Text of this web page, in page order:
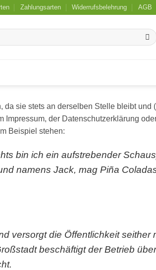
Zahlungsarten Widerrufsbelehrung AGB
sie stets an derselben Stelle bleibt und
der Datenschutzerklärung
Beispiel stehen:
bin ich ein aufstrebender
namens Jack, mag Piña
versorgt die Öffentlichkeit seither
beschäftigt der Betrieb